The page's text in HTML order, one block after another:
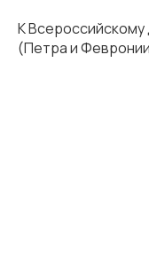
К
(Петра и